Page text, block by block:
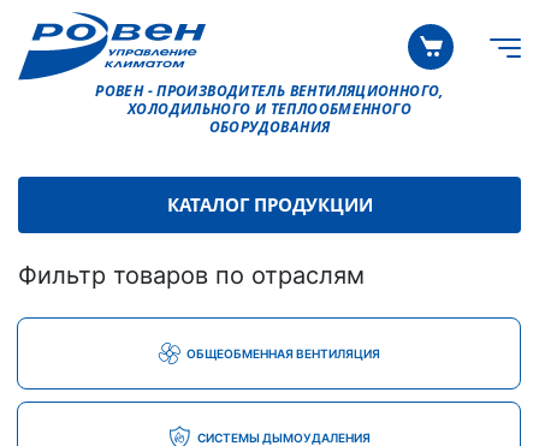
РОВЕН - ПРОИЗВОДИТЕЛЬ ВЕНТИЛЯЦИОННОГО,
ХОЛОДИЛЬНОГО И ТЕПЛООБМЕННОГО
ОБОРУДОВАНИЯ
КАТАЛОГ ПРОДУКЦИИ
Фильтр товаров по отраслям
ОБЩЕОБМЕННАЯ ВЕНТИЛЯЦИЯ
СИСТЕМЫ ДЫМОУДАЛЕНИЯ